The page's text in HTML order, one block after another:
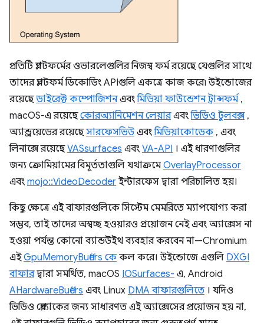
প্রতিটি প্ল্যাটফর্মের ওভারলেগুলির নিজস্ব ফর্ম রয়েছে যেগুলির সাথে
তাদের প্ল্যাটফর্ম ডিকোডিং APIগুলি একত্রে কাজ করে৷ উইন্ডোজের
রয়েছেডাইরেক্ট কম্পোজিশনএবংমিডিয়া ফাউন্ডেশন ট্রান্সফর্ম ,
macOS-এ রয়েছেকোরঅ্যানিমেশন লেয়ারএবংভিডিও টুলবক্স,
অ্যান্ড্রয়েডের রয়েছেসারফেসভিউএবংমিডিয়াকোডেক, এবং
লিনাক্সে রয়েছেVASsurfaces এবং VA-API । এই ধারণাগুলির
জন্য ক্রোমিয়ামের বিমূর্ততাগুলি যথাক্রমে OverlayProcessor
এবং mojo::VideoDecoder ইন্টারফেস দ্বারা পরিচালিত হয়।
কিছু ক্ষেত্রে এই বাফারগুলিকে সিস্টেম মেমরিতে ম্যাপযোগ্য করা
সম্ভব, তাই তাদের অস্বচ্ছ হওয়ারও প্রয়োজন নেই এবং অ্যাক্সেস না
হওয়া পর্যন্ত কোনো ব্যান্ডউইথ ব্যবহার করবেন না—Chromium
এইGpuMemoryBuffers কেকল করে। উইন্ডোজে এগুলি DXGI
বাফারদ্বারা সমর্থিত, macOS IOSurfaces- এ, Android
AHardwareBuffers এবং Linux DMA বাফারগুলিতে । যদিও
ভিডিও প্লেব্যাকের জন্য সাধারণত এই অ্যাক্সেসের প্রয়োজন হয় না,